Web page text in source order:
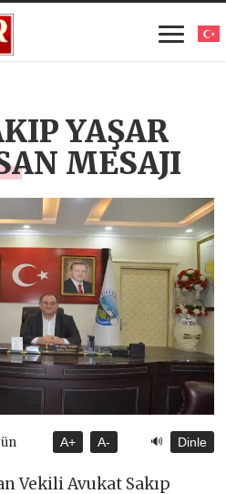
YAŞAR
MESAJI
A+ A- 🔊 Dinle
Vekili Avukat Sakıp